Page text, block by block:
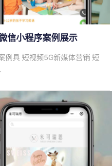
信小程序案例展示
例具 短视频5G新媒体营销 短